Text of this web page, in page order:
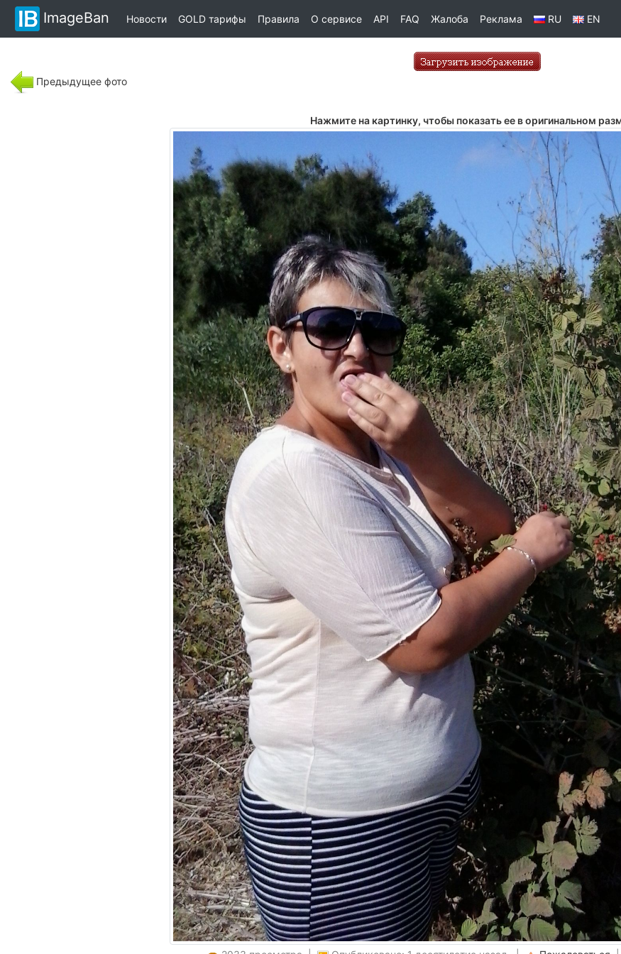
ImageBan Новости GOLD тарифы Правила О сервисе API FAQ Жалоба Реклама RU EN
Предыдущее фото
Нажмите на картинку, чтобы показать ее в оригинальном